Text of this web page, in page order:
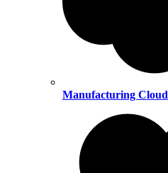
Manufacturing Cloud